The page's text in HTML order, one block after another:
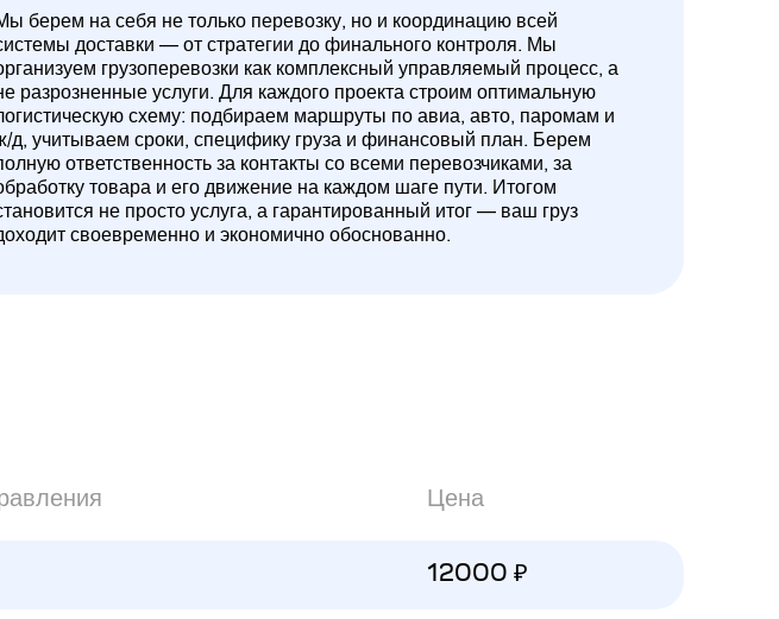
берем на себя не только перевозку, но и координацию всей
доставки — от стратегии до финального контроля. Мы
грузоперевозки как комплексный управляемый процесс, а
разрозненные услуги. Для каждого проекта строим оптимальную
схему: подбираем маршруты по авиа, авто, паромам и
д, учитываем сроки, специфику груза и финансовый план. Берем
ответственность за контакты со всеми перевозчиками, за
товара и его движение на каждом шаге пути. Итогом
не просто услуга, а гарантированный итог — ваш груз
своевременно и экономично обоснованно.
Цена
12000 ₽